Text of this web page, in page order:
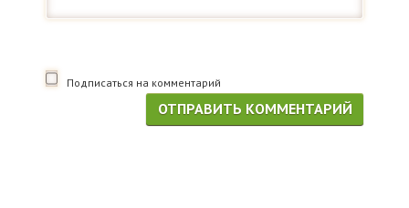
Подписаться на комментарий